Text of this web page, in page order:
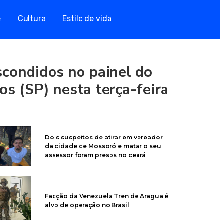
Cultura Estilo de vida
no painel do
(SP) nesta terça-feira
Dois suspeitos de atirar em vereador
da cidade de Mossoró e matar o seu
assessor foram presos no ceará
Facção da Venezuela Tren de Aragua é
alvo de operação no Brasil